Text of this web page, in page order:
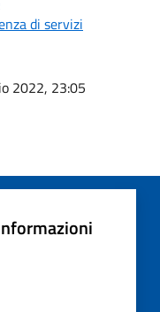
di servizi
2022, 23:05